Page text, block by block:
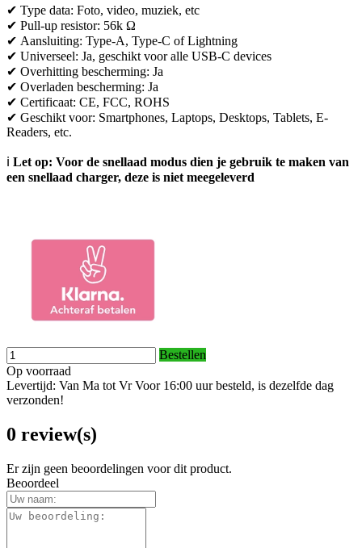
✔ Type data: Foto, video, muziek, etc
✔ Pull-up resistor: 56k Ω
✔ Aansluiting: Type-A, Type-C of Lightning
✔ Universeel: Ja, geschikt voor alle USB-C devices
✔ Overhitting bescherming: Ja
✔ Overladen bescherming: Ja
✔ Certificaat: CE, FCC, ROHS
✔ Geschikt voor: Smartphones, Laptops, Desktops, Tablets, E-
Readers, etc.
ℹ Let op: Voor de snellaad modus dien je gebruik te maken van
een snellaad charger, deze is niet meegeleverd
Bestellen
Op voorraad
Levertijd: Van Ma tot Vr Voor 16:00 uur besteld, is dezelfde dag
verzonden!
0 review(s)
Er zijn geen beoordelingen voor dit product.
Beoordeel